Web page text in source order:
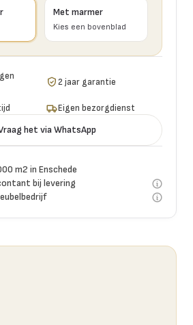
Met marmer
Kies een bovenblad
2 jaar garantie
Eigen bezorgdienst
het via WhatsApp
m2 in Enschede
bij levering